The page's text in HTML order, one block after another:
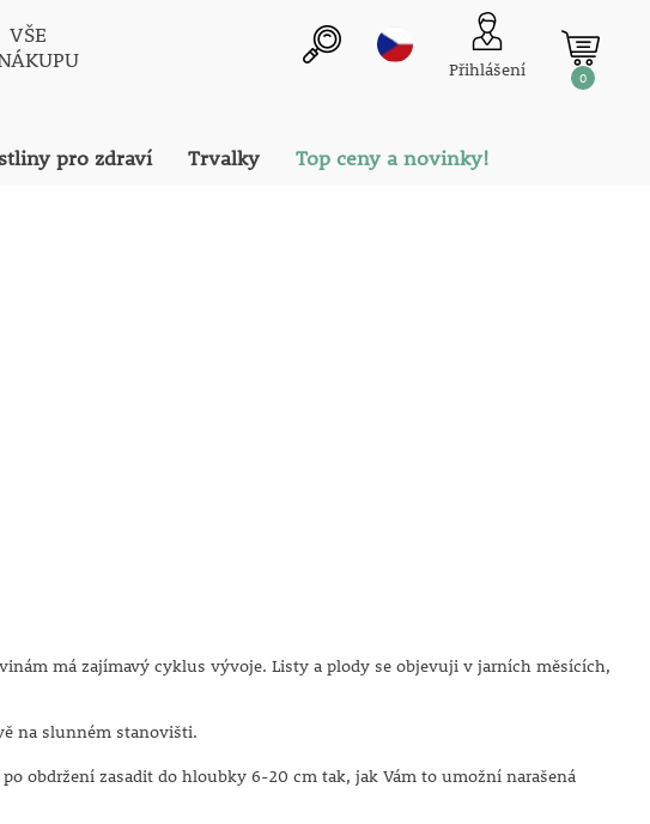
VŠE
Přihlášení 0
pro zdraví Trvalky Top ceny a novinky!
má zajímavý cyklus vývoje. Listy a plody se objevuji v jarních měsících,
na slunném stanovišti.
obdržení zasadit do hloubky 6-20 cm tak, jak Vám to umožní narašená